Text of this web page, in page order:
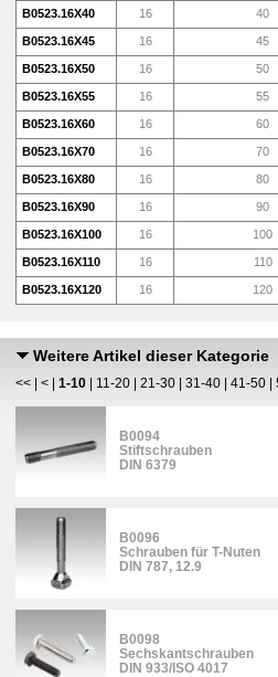
B0523.16X40 16 40
B0523.16X45 16 45
B0523.16X50 16 50
B0523.16X55 16 55
B0523.16X60 16 60
B0523.16X70 16 70
B0523.16X80 16 80
B0523.16X90 16 90
B0523.16X100 16 100
B0523.16X110 16 110
B0523.16X120 16 120
Weitere Artikel dieser Kategorie
<< < 1-10 11-20 21-30 31-40 41-50
B0094
Stiftschrauben
DIN 6379
B0096
Schrauben für T-Nuten
DIN 787, 12.9
B0098
Sechskantschrauben
DIN 933/ISO 4017